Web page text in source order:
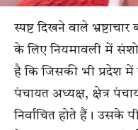
स्पष्ट दिखने वाले
के लिए नियमावली में
है कि जिसकी भी प्रदेश में
पंचायत अध्यक्ष, क्षेत्र
निर्वाचित होते हैं। उसके